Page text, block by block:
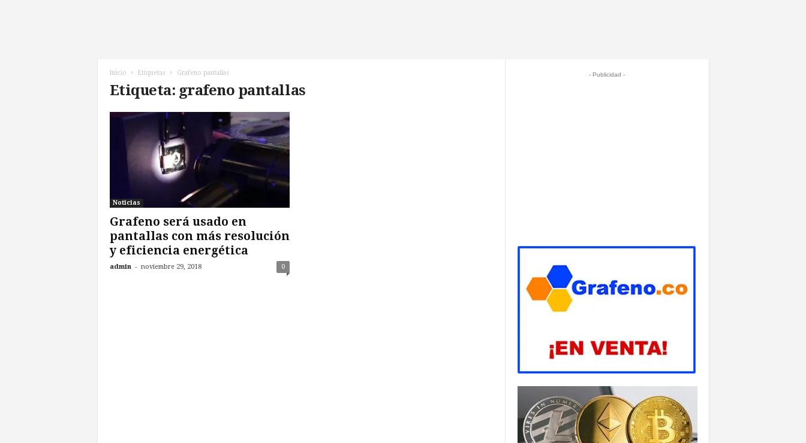
Inicio Etiquetas Grafeno pantallas
Etiqueta: grafeno pantallas
Noticias
Grafeno será usado en
pantallas con más resolución
y eficiencia energética
admin - noviembre 29, 2018 0
- Publicidad -